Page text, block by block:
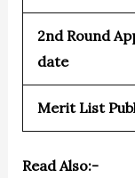
2nd Round
date
Merit List
Read Also:-